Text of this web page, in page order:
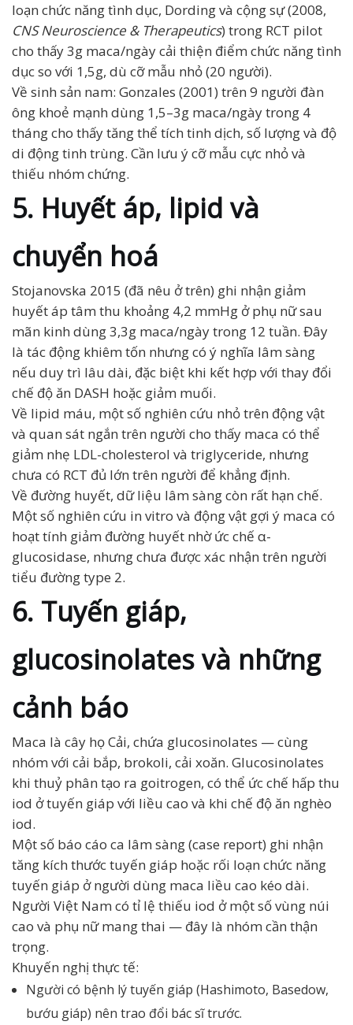
loạn chức năng tình dục, Dording và cộng sự (2008,
CNS Neuroscience & Therapeutics) trong RCT pilot
cho thấy 3g maca/ngày cải thiện điểm chức năng tình
dục so với 1,5g, dù cỡ mẫu nhỏ (20 người).
Về sinh sản nam: Gonzales (2001) trên 9 người đàn
ông khoẻ mạnh dùng 1,5–3g maca/ngày trong 4
tháng cho thấy tăng thể tích tinh dịch, số lượng và độ
di động tinh trùng. Cần lưu ý cỡ mẫu cực nhỏ và
thiếu nhóm chứng.
5. Huyết áp, lipid và
chuyển hoá
Stojanovska 2015 (đã nêu ở trên) ghi nhận giảm
huyết áp tâm thu khoảng 4,2 mmHg ở phụ nữ sau
mãn kinh dùng 3,3g maca/ngày trong 12 tuần. Đây
là tác động khiêm tốn nhưng có ý nghĩa lâm sàng
nếu duy trì lâu dài, đặc biệt khi kết hợp với thay đổi
chế độ ăn DASH hoặc giảm muối.
Về lipid máu, một số nghiên cứu nhỏ trên động vật
và quan sát ngắn trên người cho thấy maca có thể
giảm nhẹ LDL-cholesterol và triglyceride, nhưng
chưa có RCT đủ lớn trên người để khẳng định.
Về đường huyết, dữ liệu lâm sàng còn rất hạn chế.
Một số nghiên cứu in vitro và động vật gợi ý maca có
hoạt tính giảm đường huyết nhờ ức chế α-
glucosidase, nhưng chưa được xác nhận trên người
tiểu đường type 2.
6. Tuyến giáp,
glucosinolates và những
cảnh báo
Maca là cây họ Cải, chứa glucosinolates — cùng
nhóm với cải bắp, brokoli, cải xoăn. Glucosinolates
khi thuỷ phân tạo ra goitrogen, có thể ức chế hấp thu
iod ở tuyến giáp với liều cao và khi chế độ ăn nghèo
iod.
Một số báo cáo ca lâm sàng (case report) ghi nhận
tăng kích thước tuyến giáp hoặc rối loạn chức năng
tuyến giáp ở người dùng maca liều cao kéo dài.
Người Việt Nam có tỉ lệ thiếu iod ở một số vùng núi
cao và phụ nữ mang thai — đây là nhóm cần thận
trọng.
Khuyến nghị thực tế:
Người có bệnh lý tuyến giáp (Hashimoto, Basedow,
bướu giáp) nên trao đổi bác sĩ trước.